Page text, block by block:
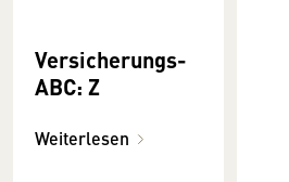
Versicherungs-
ABC: Z
Weiterlesen